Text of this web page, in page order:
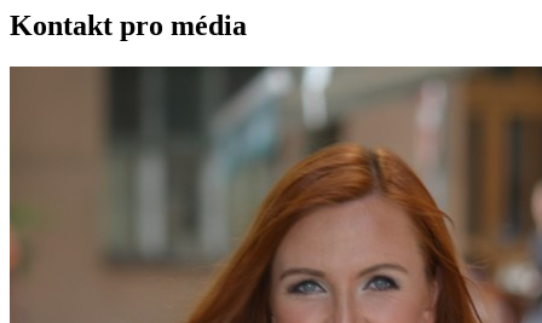
Kontakt pro média